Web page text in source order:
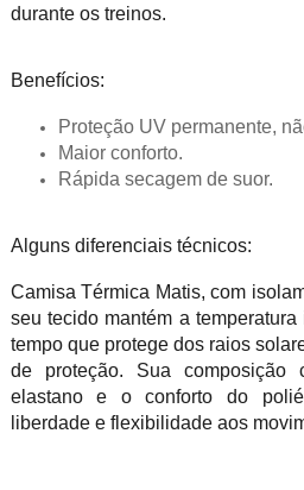
durante os treinos.
Benefícios:
Proteção UV permanente,
Maior conforto.
Rápida secagem de suor.
Alguns diferenciais técnicos:
Camisa Térmica Matis, com
seu tecido mantém a
tempo que protege dos raios
de proteção. Sua
elastano e o conforto do
liberdade e flexibilidade aos